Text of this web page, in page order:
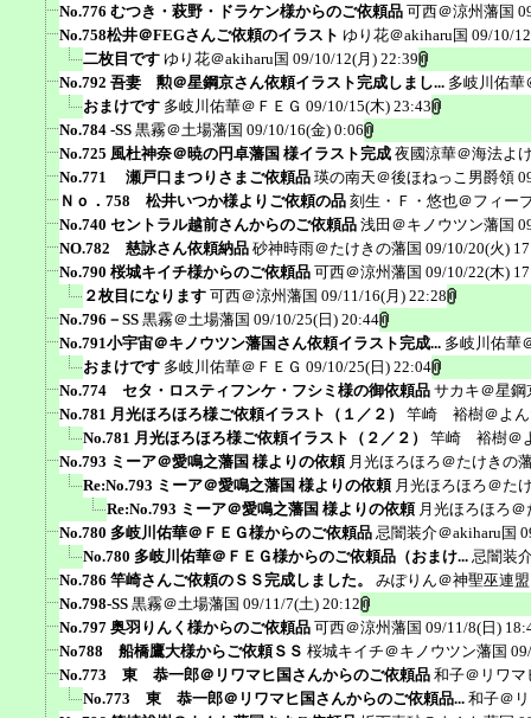
No.776 むつき・萩野・ドラケン様からのご依頼品 可西＠涼州藩国
No.758松井＠FEGさんご依頼のイラスト ゆり花＠akiharu国 09/10/
二枚目です ゆり花＠akiharu国 09/10/12(月) 22:39
No.792 吾妻 勲＠星鋼京さん依頼イラスト完成しまし... 多岐川佑華
おまけです 多岐川佑華＠ＦＥＧ 09/10/15(木) 23:43
No.784 -SS 黒霧＠土場藩国 09/10/16(金) 0:06
No.725 風杜神奈＠暁の円卓藩国 様イラスト完成 夜國涼華＠海法よ
No.771 瀬戸口まつりさまご依頼品 瑛の南天＠後ほねっこ男爵領
Ｎｏ．758 松井いつか様よりご依頼の品 刻生・Ｆ・悠也＠フィー
No.740 セントラル越前さんからのご依頼品 浅田＠キノウツン藩国
NO.782 慈詠さん依頼納品 砂神時雨＠たけきの藩国 09/10/20(火)
No.790 桜城キイチ様からのご依頼品 可西＠涼州藩国 09/10/22(木)
２枚目になります 可西＠涼州藩国 09/11/16(月) 22:28
No.796－SS 黒霧＠土場藩国 09/10/25(日) 20:44
No.791小宇宙＠キノウツン藩国さん依頼イラスト完成... 多岐川佑華
おまけです 多岐川佑華＠ＦＥＧ 09/10/25(日) 22:04
No.774 セタ・ロスティフンケ・フシミ様の御依頼品 サカキ＠星鋼
No.781 月光ほろほろ様ご依頼イラスト（１／２）
竿崎 裕樹＠よん
No.781 月光ほろほろ様ご依頼イラスト（２／２）
竿崎 裕樹＠
No.793 ミーア＠愛鳴之藩国 様よりの依頼 月光ほろほろ＠たけきの
Re:No.793 ミーア＠愛鳴之藩国 様よりの依頼 月光ほろほろ＠た
Re:No.793 ミーア＠愛鳴之藩国 様よりの依頼 月光ほろほろ
No.780 多岐川佑華＠ＦＥＧ様からのご依頼品 忌闇装介＠akiharu国
No.780 多岐川佑華＠ＦＥＧ様からのご依頼品（おまけ... 忌闇装
No.786 竿崎さんご依頼のＳＳ完成しました。
みぽりん＠神聖巫連盟
No.798-SS 黒霧＠土場藩国 09/11/7(土) 20:12
No.797 奥羽りんく様からのご依頼品 可西＠涼州藩国 09/11/8(日)
No788 船橋鷹大様からご依頼ＳＳ 桜城キイチ＠キノウツン藩国
No.773 東 恭一郎＠リワマヒ国さんからのご依頼品 和子＠リワマ
No.773 東 恭一郎＠リワマヒ国さんからのご依頼品... 和子＠